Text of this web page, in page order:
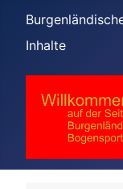
Inhalte